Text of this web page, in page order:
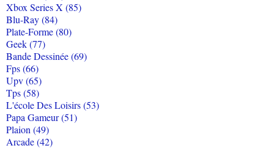
Xbox Series X (85)
Blu-Ray (84)
Plate-Forme (80)
Geek (77)
Bande Dessinée (69)
Fps (66)
Upv (65)
Tps (58)
L'école Des Loisirs (53)
Papa Gameur (51)
Plaion (49)
Arcade (42)